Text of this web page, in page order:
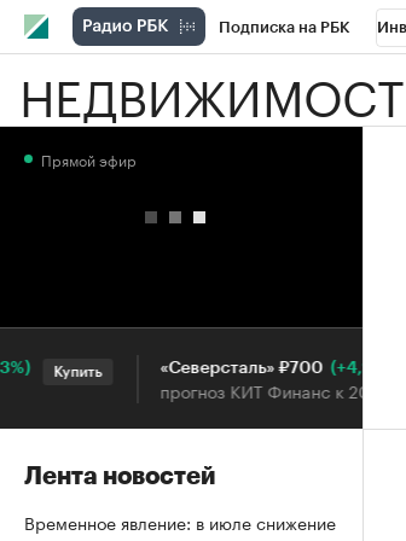
Подписка на РБК
РБК Вино Спорт
Прямой эфир
Купить «Северсталь» ₽700 (+4,92%)
прогноз КИТ Финанс к 20.07.27
Лента новостей
Временное явление: в июле снижение